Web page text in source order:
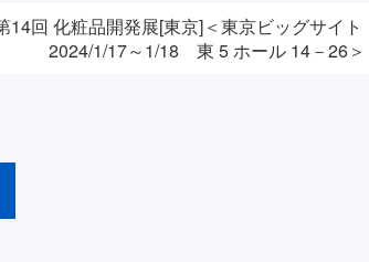
14回 化粧品開発展[東京]＜東京ビッグサイト
2024/1/17～1/18 東 5 ホール 14－26＞